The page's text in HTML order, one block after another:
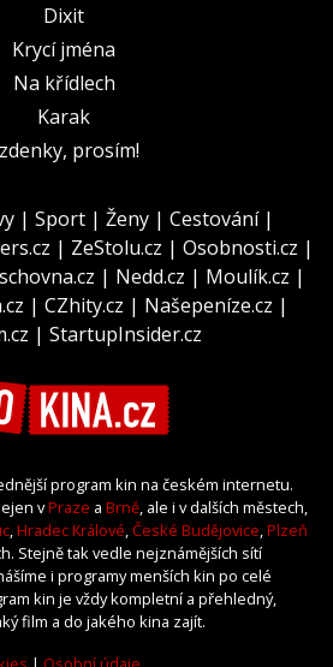
Dixit
Krycí jména
Na křídlech
Karak
prosím!
| Sport | Ženy | Cestování|
| ZeStolu.cz | Osobnosti.cz |
| Nedd.cz | Moulík.cz |
| CZhity.cz | Našepeníze.cz |
| StartupInsider.cz
program kin na českém internetu.
vPraze a Brně, ale i v dalších městech,
,Hradec Králové,České Budějovice,Plzeň
Stejně tak vedle nejznámějších sítí
i programy menších kin po celé
kin je vždy kompletní a přehledný,
film a do jakého kina zajít.